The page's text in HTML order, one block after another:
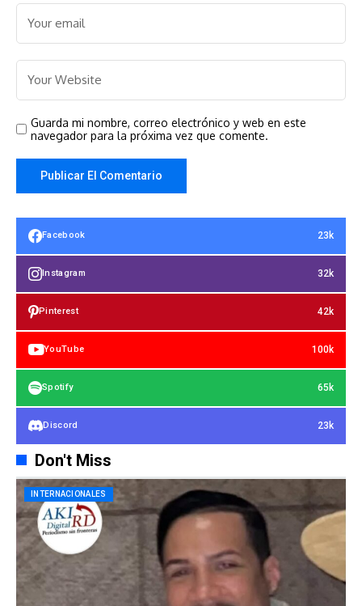
Guarda mi nombre, correo electrónico y web en este
navegador para la próxima vez que comente.
Facebook 23k
Instagram 32k
Pinterest 42k
YouTube 100k
Spotify 65k
Discord 23k
Don't Miss
INTERNACIONALES